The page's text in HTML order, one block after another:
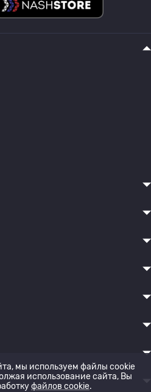
мы используем файлы cookie
использование сайта, Вы
файлов cookie.